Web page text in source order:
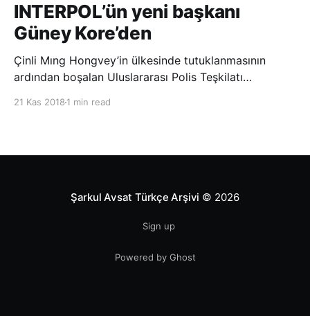
INTERPOL’ün yeni başkanı
Güney Kore’den
Çinli Mıng Hongvey’in ülkesinde tutuklanmasının
ardından boşalan Uluslararası Polis Teşkilatı
21 Kas 2018 1 min read
Şarkul Avsat Türkçe Arşivi © 2026
Sign up
Powered by Ghost